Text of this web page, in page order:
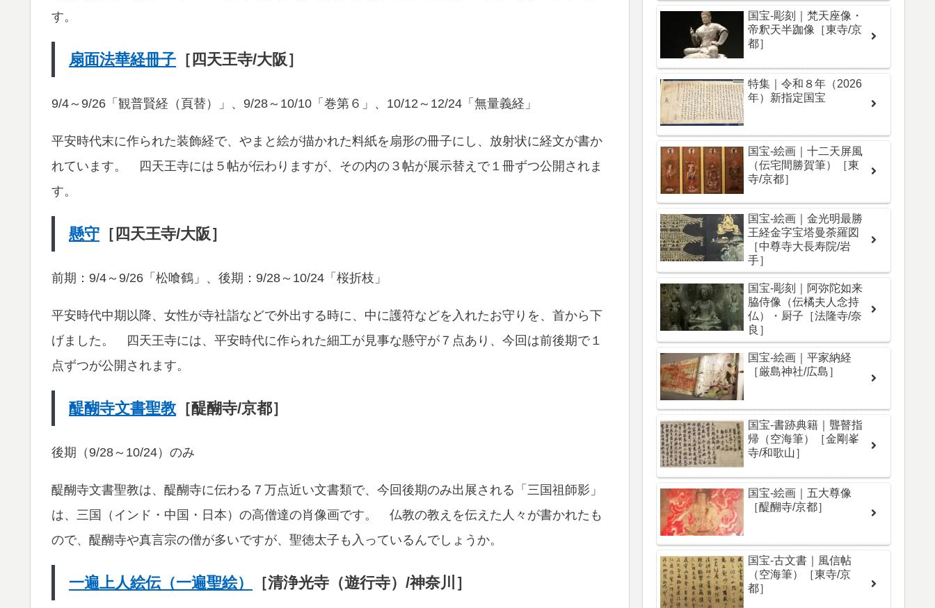
す。
扇面法華経冊子 ［四天王寺/大阪］
9/4～9/26「観普賢経（頁替）」、9/28～10/10「巻第６」、10/12～12/24「無量義経」
平安時代末に作られた装飾経で、やまと絵が描かれた料紙を扇形の冊子にし、放射状に経文が書か
れています。 四天王寺には５帖が伝わりますが、その内の３帖が展示替えで１冊ずつ公開されま
す。
懸守 ［四天王寺/大阪］
前期：9/4～9/26「松喰鶴」、後期：9/28～10/24「桜折枝」
平安時代中期以降、女性が寺社詣などで外出する時に、中に護符などを入れたお守りを、首から下
げました。 四天王寺には、平安時代に作られた細工が見事な懸守が７点あり、今回は前後期で１
点ずつが公開されます。
醍醐寺文書聖教 ［醍醐寺/京都］
後期（9/28～10/24）のみ
醍醐寺文書聖教は、醍醐寺に伝わる７万点近い文書類で、今回後期のみ出展される「三国祖師影」
は、三国（インド・中国・日本）の高僧達の肖像画です。 仏教の教えを伝えた人々が書かれたも
ので、醍醐寺や真言宗の僧が多いですが、聖徳太子も入っているんでしょうか。
一遍上人絵伝（一遍聖絵） ［清浄光寺（遊行寺）/神奈川］
国宝-彫刻｜梵天座像・
帝釈天半跏像［東寺/京
都］
特集｜令和８年（2026
年）新指定国宝
国宝-絵画｜十二天屏風
（伝宅間勝賀筆）［東
寺/京都］
国宝-絵画｜金光明最勝
王経金字宝塔曼荼羅図
［中尊寺大長寿院/岩
手］
国宝-彫刻｜阿弥陀如来
脇侍像（伝橘夫人念持
仏）・厨子［法隆寺/奈
良］
国宝-絵画｜平家納経
［厳島神社/広島］
国宝-書跡典籍｜聾瞽指
帰（空海筆）［金剛峯
寺/和歌山］
国宝-絵画｜五大尊像
［醍醐寺/京都］
国宝-古文書｜風信帖
（空海筆）［東寺/京
都］